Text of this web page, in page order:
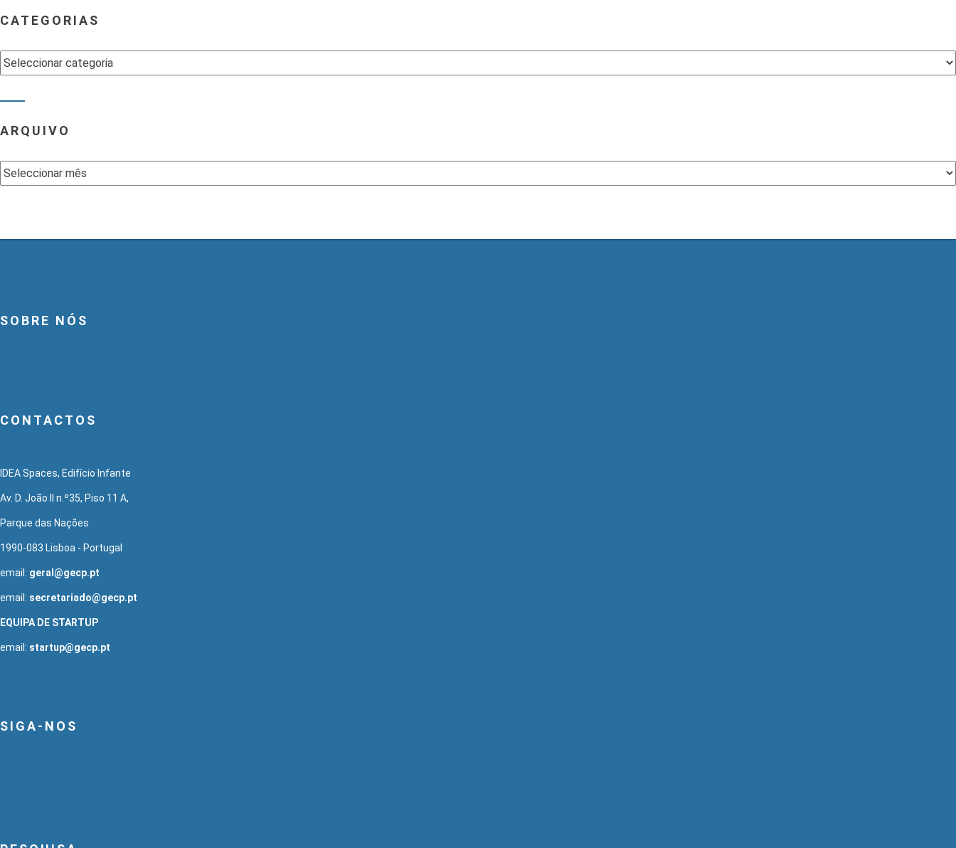
CATEGORIAS
Categorias
ARQUIVO
Arquivo
SOBRE NÓS
CONTACTOS
IDEA Spaces, Edifício Infante
Av. D. João II n.º35, Piso 11 A,
Parque das Nações
1990-083 Lisboa - Portugal
email: geral@gecp.pt
email: secretariado@gecp.pt
EQUIPA DE STARTUP
email: startup@gecp.pt
SIGA-NOS